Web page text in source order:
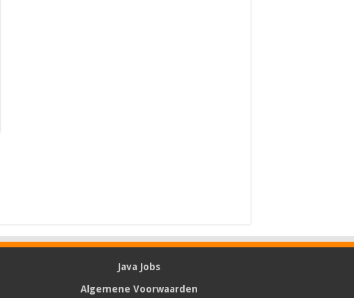
Java Jobs
Algemene Voorwaarden